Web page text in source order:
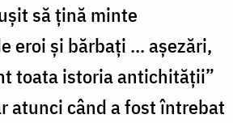
să țină minte
eroi și bărbați ... așezări,
toata istoria antichităţii”
atunci când a fost întrebat